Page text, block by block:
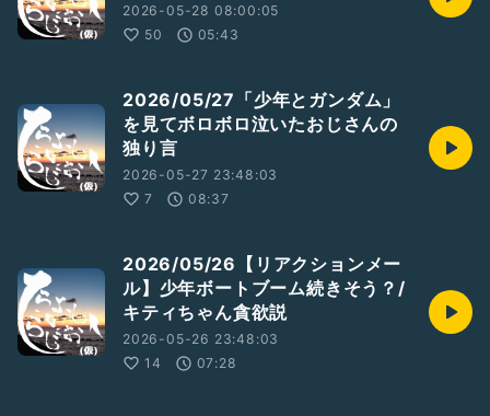
2026-05-28 08:00:05
50
05:43
2026/05/27「少年とガンダム」
を見てボロボロ泣いたおじさんの
独り言
2026-05-27 23:48:03
7
08:37
2026/05/26【リアクションメー
ル】少年ボートブーム続きそう？/
キティちゃん貪欲説
2026-05-26 23:48:03
14
07:28